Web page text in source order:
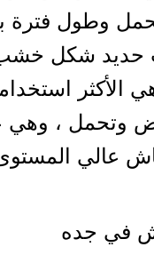
وطول فترة
حديد شكل
وتحمل ،
في جده